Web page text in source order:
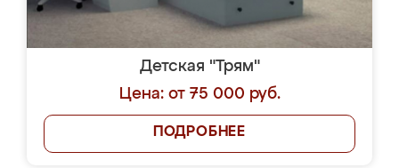
Детская "Трям"
Цена: от 75 000 руб.
ПОДРОБНЕЕ